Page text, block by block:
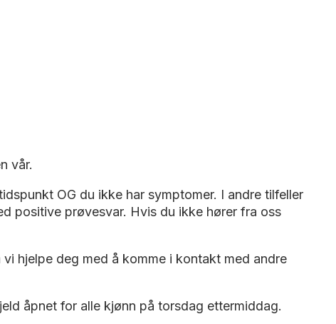
vår.
OG du ikke har symptomer. I andre tilfeller
positive prøvesvar. Hvis du ikke hører fra oss
hjelpe deg med å komme i kontakt med andre
åpnet for alle kjønn på torsdag ettermiddag.